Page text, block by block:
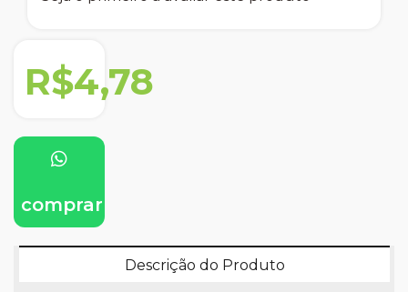
R$4,78
comprar
Descrição do Produto